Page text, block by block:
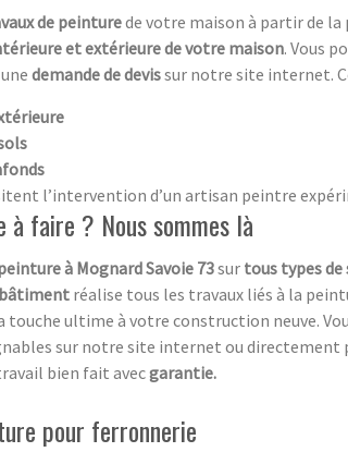
de peinturede votre maison à partir de la
et extérieure de votre maison. Vous
demande de devissur notre site internet.
l’intervention d’un artisan peintre
à faire ? Nous sommes là
à Mognard Savoie 73sur tous types
réalise tous les travaux liés à la
ultime à votre construction neuve.
sur notre site internet ou directement
bien fait avecgarantie.
pour ferronnerie